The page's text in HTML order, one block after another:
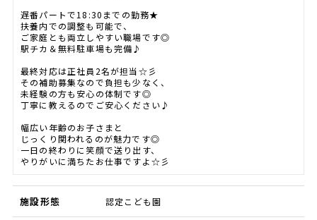
遅番パートで18:30までの勤務★
扶養内での調整も可能で、
ご家庭とも両立しやすい職場です◎
駅チカ＆無料駐車場も完備♪
最終対応は正社員2名が担当☆彡
その補助募集なので負担も少なく、
未経験の方も安心の体制です◎
丁寧に教えるのでご安心ください♪
幅広い年齢のお子さまと
じっくり関われるのが魅力です◎
一日の終わりに笑顔で送り出す、
やりがいに満ちたお仕事ですよ☆彡
施設形態 認定こども園